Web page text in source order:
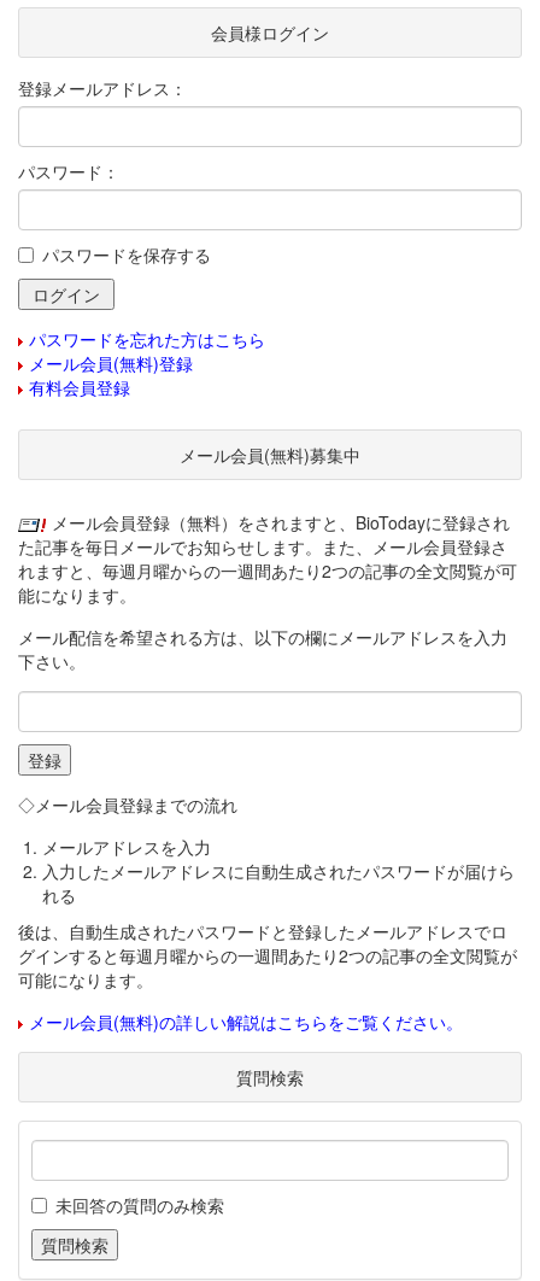
会員様ログイン
登録メールアドレス：
パスワード：
パスワードを保存する
パスワードを忘れた方はこちら
メール会員(無料)登録
有料会員登録
メール会員(無料)募集中
メール会員登録（無料）をされますと、BioTodayに登録され
た記事を毎日メールでお知らせします。また、メール会員登録さ
れますと、毎週月曜からの一週間あたり2つの記事の全文閲覧が可
能になります。
メール配信を希望される方は、以下の欄にメールアドレスを入力
下さい。
◇メール会員登録までの流れ
メールアドレスを入力
入力したメールアドレスに自動生成されたパスワードが届けら
れる
後は、自動生成されたパスワードと登録したメールアドレスでロ
グインすると毎週月曜からの一週間あたり2つの記事の全文閲覧が
可能になります。
メール会員(無料)の詳しい解説はこちらをご覧ください。
質問検索
未回答の質問のみ検索